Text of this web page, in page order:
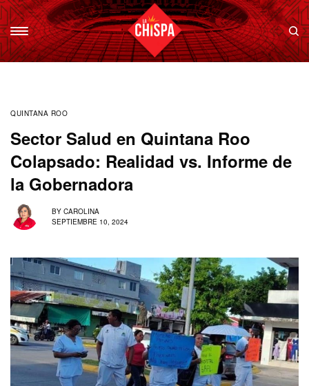
QUINTANA ROO
Sector Salud en Quintana Roo
Colapsado: Realidad vs. Informe de
la Gobernadora
BY CAROLINA
SEPTIEMBRE 10, 2024